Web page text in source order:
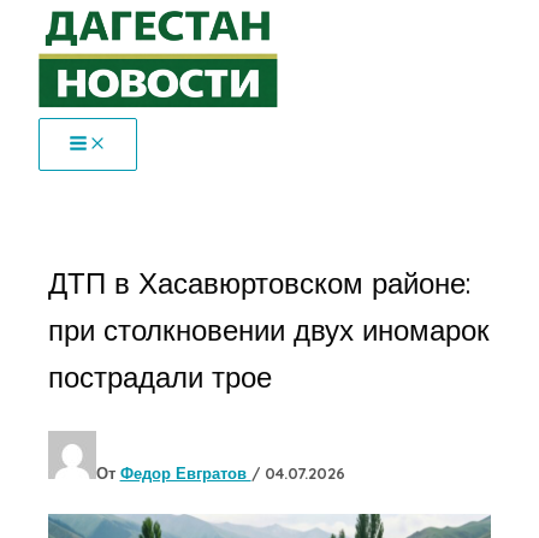
Перейти
содержимому
ДТП в Хасавюртовском районе:
при столкновении двух иномарок
пострадали трое
От Федор Евгратов / 04.07.2026